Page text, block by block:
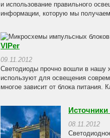
и использование правильного
информации, которую мы
VIPer
09.11.2012
Светодиоды прочно вошли в нашу
используют для освещения
многое зависит от блока
08.11.2012